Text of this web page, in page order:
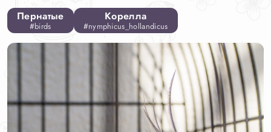
Пернатые
#birds
Корелла
#nymphicus_hollandicus